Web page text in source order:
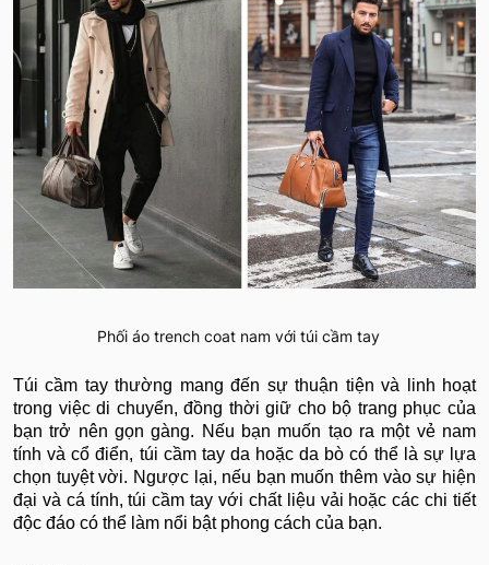
Phối áo trench coat nam với túi cầm tay
Túi cầm tay thường mang đến sự thuận tiện và linh hoạt
trong việc di chuyển, đồng thời giữ cho bộ trang phục của
bạn trở nên gọn gàng. Nếu bạn muốn tạo ra một vẻ nam
tính và cổ điển, túi cầm tay da hoặc da bò có thể là sự lựa
chọn tuyệt vời. Ngược lại, nếu bạn muốn thêm vào sự hiện
đại và cá tính, túi cầm tay với chất liệu vải hoặc các chi tiết
độc đáo có thể làm nổi bật phong cách của bạn.